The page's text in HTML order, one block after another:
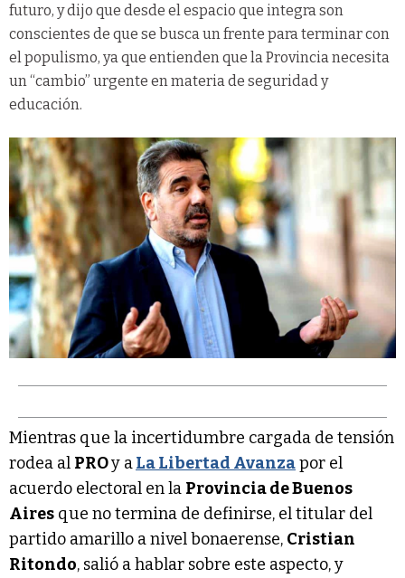
futuro, y dijo que desde el espacio que integra son
conscientes de que se busca un frente para terminar con
el populismo, ya que entienden que la Provincia necesita
un “cambio” urgente en materia de seguridad y
educación.
Mientras que la incertidumbre cargada de tensión
rodea al PROy aLa Libertad Avanzapor el
acuerdo electoral en la Provincia de Buenos
Aires que no termina de definirse, el titular del
partido amarillo a nivel bonaerense, Cristian
Ritondo, salió a hablar sobre este aspecto, y